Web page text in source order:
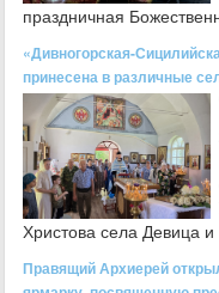
праздничная
«Дивногорская-
принесена в различные
Христова села Девица
Правящий Архиерей